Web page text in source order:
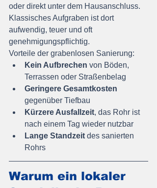
oder direkt unter dem Hausanschluss.
Klassisches Aufgraben ist dort
aufwendig, teuer und oft
genehmigungspflichtig.
Vorteile der grabenlosen Sanierung:
Kein Aufbrechen von Böden,
Terrassen oder Straßenbelag
Geringere Gesamtkosten
gegenüber Tiefbau
Kürzere Ausfallzeit, das Rohr ist
nach einem Tag wieder nutzbar
Lange Standzeit des sanierten
Rohrs
Warum ein lokaler